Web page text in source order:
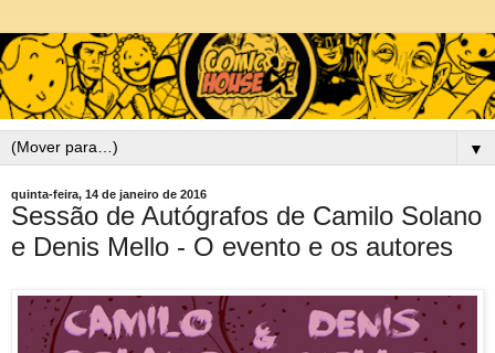
▼
quinta-feira, 14 de janeiro de 2016
Sessão de Autógrafos de Camilo Solano
e Denis Mello - O evento e os autores